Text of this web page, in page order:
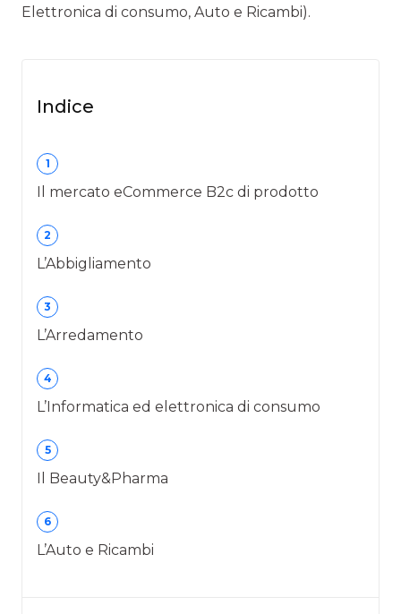
Elettronica di consumo, Auto e Ricambi).
Indice
1
Il mercato eCommerce B2c di prodotto
2
L’Abbigliamento
3
L’Arredamento
4
L’Informatica ed elettronica di consumo
5
Il Beauty&Pharma
6
L’Auto e Ricambi